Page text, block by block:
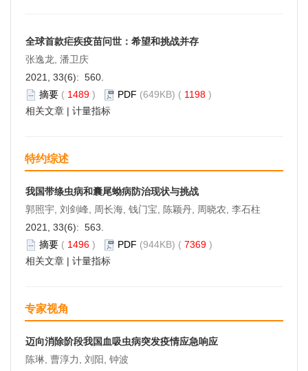
全球首款疟疾疫苗问世：希望和挑战并存
张逸龙, 潘卫庆
2021, 33(6): 560.
摘要 ( 1489 ) PDF (649KB) ( 1198 )
相关文章 | 计量指标
特约综述
我国带绦虫病和囊尾蚴病防治现状与挑战
郭照宇, 刘剑峰, 周长海, 钱门宝, 陈颖丹, 周晓农, 李石柱
2021, 33(6): 563.
摘要 ( 1496 ) PDF (944KB) ( 7369 )
相关文章 | 计量指标
专家视角
迈向消除阶段我国血吸虫病突发疫情应急响应
陈琳, 曹淳力, 刘阳, 钟波